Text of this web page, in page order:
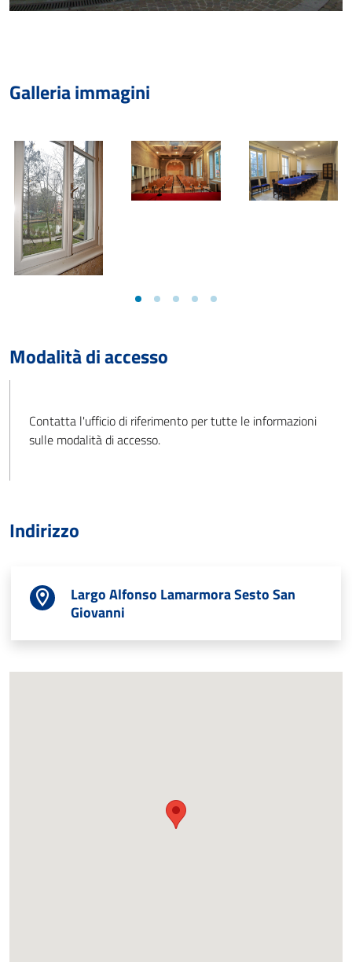
Galleria immagini
Slider precedenti
Modalità di accesso
Contatta l'ufficio di riferimento per tutte le informazioni
sulle modalità di accesso.
Indirizzo
Largo Alfonso Lamarmora Sesto San
Giovanni